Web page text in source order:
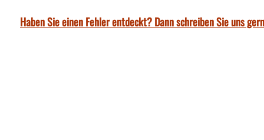
Haben Sie einen Fehler entdeckt? Dann schreiben Sie uns